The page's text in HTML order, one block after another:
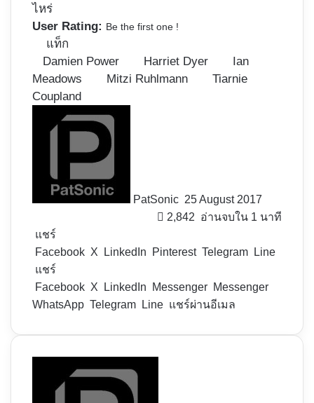
ไหร่
User Rating: Be the first one !
แท็ก
Damien Power
Harriet Dyer
Ian
Meadows
Mitzi Ruhlmann
Tiarnie
Coupland
PatSonic 25 August 2017
2,842 อ่านจบใน 1 นาที
แชร์
Facebook X LinkedIn Pinterest Telegram
Line
แชร์
Facebook X LinkedIn Messenger Messenger
WhatsApp Telegram Line แชร์ผ่านอีเมล